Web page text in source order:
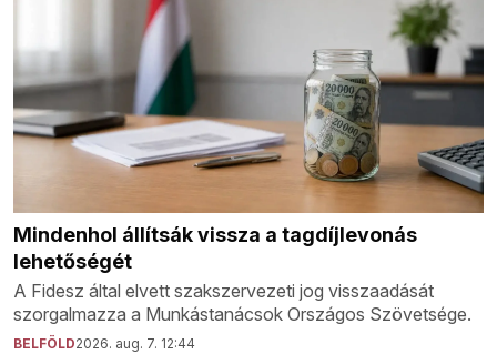
Mindenhol állítsák vissza a tagdíjlevonás
lehetőségét
A Fidesz által elvett szakszervezeti jog visszaadását
szorgalmazza a Munkástanácsok Országos Szövetsége.
BELFÖLD2026. aug. 7. 12:44